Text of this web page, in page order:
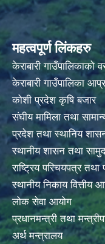
महत्वपूर्ण लिंकहरु
केराबारी गाउँपालिकाको
केराबारी गाउँपालिका
कोशी प्रदेश कृषि बजार
संघीय मामिला तथा
प्रदेश तथा स्थानिय
स्थानीय शासन तथा
राष्ट्रिय परिचयपत्र
स्थानीय निकाय वित्तीय
लोक सेवा आयोग
प्रधानमन्त्री तथा
अर्थ मन्त्रालय